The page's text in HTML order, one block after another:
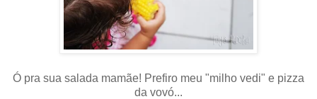
Ó pra sua salada mamãe! Prefiro meu "milho vedi" e pizza
da vovó...